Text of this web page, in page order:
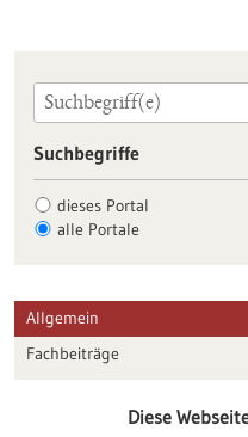
Suchbegriffe
dieses Portal
alle Portale
Allgemein
Fachbeiträge
VeranstaltungenDiese